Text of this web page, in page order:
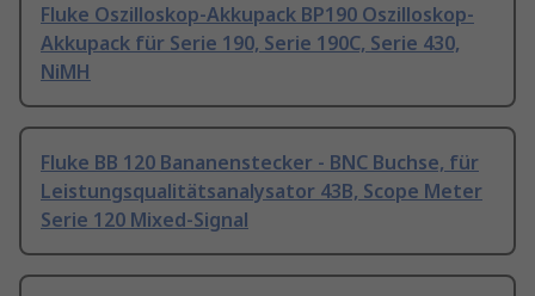
Fluke Oszilloskop-Akkupack BP190 Oszilloskop-
Akkupack für Serie 190, Serie 190C, Serie 430,
NiMH
Fluke BB 120 Bananenstecker - BNC Buchse, für
Leistungsqualitätsanalysator 43B, Scope Meter
Serie 120 Mixed-Signal